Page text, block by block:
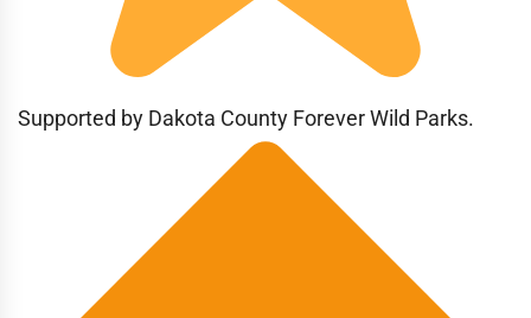
Supported by Dakota County Forever Wild Parks.